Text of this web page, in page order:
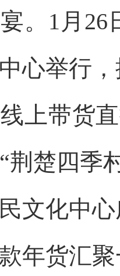
。1月26
心举行
上带货
荆楚四季
文化中
年货汇